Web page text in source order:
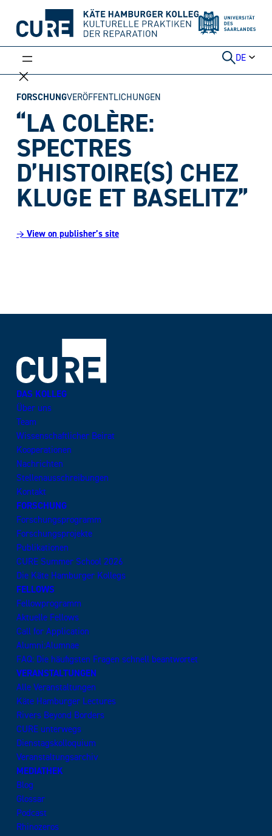
Inhalt
DE
FORSCHUNGVERÖFFENTLICHUNGEN
“LA COLÈRE:
SPECTRES
D’HISTOIRE(S) CHEZ
KLUGE ET BASELITZ”
→ View on publisher’s site
DAS KOLLEG
Über uns
Team
Wissenschaftlicher Beirat
Kooperationen
Nachrichten
Stellenausschreibungen
Kontakt
FORSCHUNG
Forschungsprogramm
Forschungsprojekte
Publikationen
CURE Summer School 2026
Die Käte Hamburger Kollegs
FELLOWS
Fellowprogramm
Aktuelle Fellows
Call for Application
Alumni:Alumnae
FAQ: Die häufigsten Fragen schnell beantwortet
VERANSTALTUNGEN
Alle Veranstaltungen
Käte Hamburger Lectures
Rivers Beyond Borders
CURE unterwegs
Dienstagskolloquium
Veranstaltungsarchiv
MEDIATHEK
Blog
Glossar
Podcast
Rhinozeros